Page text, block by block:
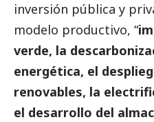
inversión pública y
modelo productivo, “
verde, la
energética, el
renovables, la
el desarrollo del